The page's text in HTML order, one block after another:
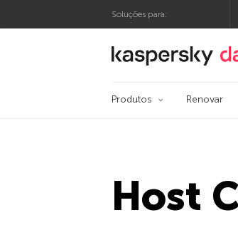
Soluções para:
Blog
Produtos Renovar
Host